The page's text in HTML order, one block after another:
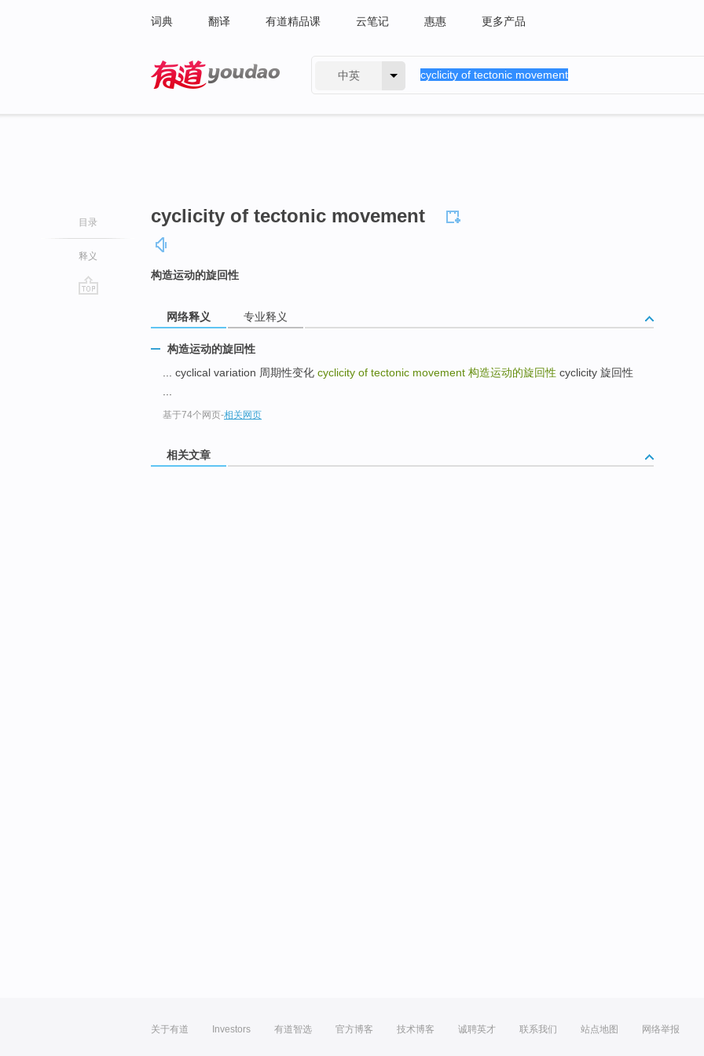
词典 翻译 有道精品课 云笔记 惠惠 更多产品
中英
目录
释义
cyclicity of tectonic movement
构造运动的旋回性
网络释义 专业释义
构造运动的旋回性
... cyclical variation 周期性变化 cyclicity of tectonic movement 构造运动的旋回性 cyclicity 旋回性
基于74个网页-相关网页
相关文章
关于有道 Investors 有道智选 官方博客 技术博客 诚聘英才 联系我们 站点地图 网络举报